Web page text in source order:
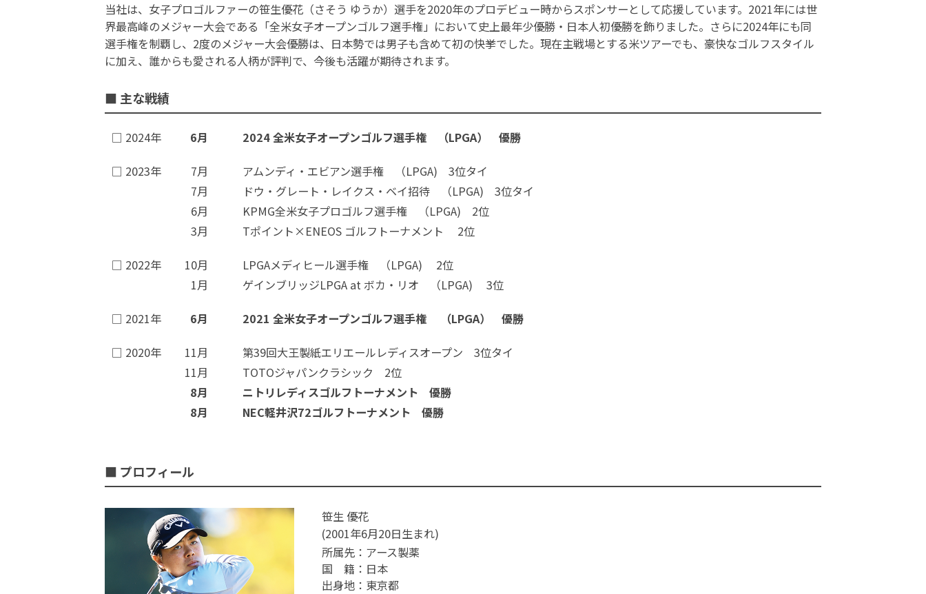
当社は、女子プロゴルファーの笹生優花（さそう ゆうか）選手を2020年のプロデビュー時からスポンサーとして応援しています。2021年には世
界最高峰のメジャー大会である「全米女子オープンゴルフ選手権」において史上最年少優勝・日本人初優勝を飾りました。さらに2024年にも同
選手権を制覇し、2度のメジャー大会優勝は、日本勢では男子も含めて初の快挙でした。現在主戦場とする米ツアーでも、豪快なゴルフスタイル
に加え、誰からも愛される人柄が評判で、今後も活躍が期待されます。
■ 主な戦績
□ 2024年 6月 2024 全米女子オープンゴルフ選手権 （LPGA） 優勝
□ 2023年 7月
アムンディ・エビアン選手権 （LPGA) 3位タイ
7月
ドウ・グレート・レイクス・ベイ招待 （LPGA) 3位タイ
6月
KPMG全米女子プロゴルフ選手権 （LPGA) 2位
3月
Tポイント×ENEOS ゴルフトーナメント 2位
□ 2022年 10月
LPGAメディヒール選手権 （LPGA) 2位
1月
ゲインブリッジLPGA at ボカ・リオ （LPGA) 3位
□ 2021年 6月 2021 全米女子オープンゴルフ選手権 （LPGA） 優勝
□ 2020年 11月
第39回大王製紙エリエールレディスオープン 3位タイ
11月
TOTOジャパンクラシック 2位
8月
ニトリレディスゴルフトーナメント 優勝
8月
NEC軽井沢72ゴルフトーナメント 優勝
■ プロフィール
笹生 優花
(2001年6月20日生まれ)
所属先： アース製薬
国 籍： 日本
出身地： 東京都